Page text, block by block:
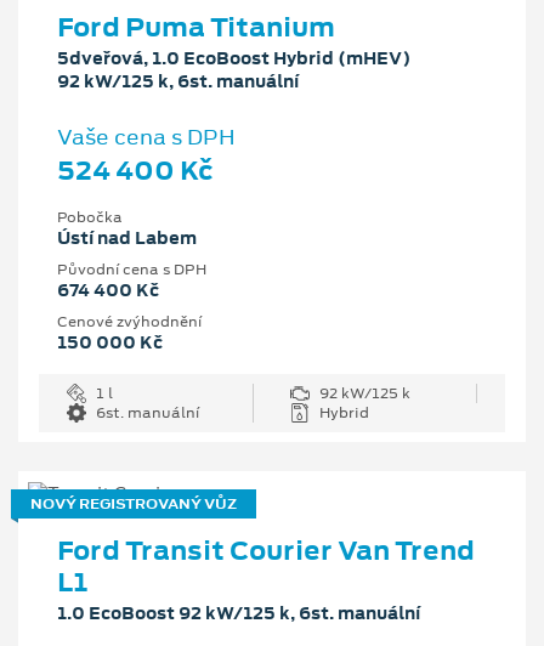
Ford Puma Titanium
5dveřová, 1.0 EcoBoost Hybrid (mHEV)
92 kW/125 k, 6st. manuální
Vaše cena s DPH
524 400 Kč
Pobočka
Ústí nad Labem
Původní cena s DPH
674 400 Kč
Cenové zvýhodnění
150 000 Kč
1 l
92 kW/125 k
6st. manuální
Hybrid
NOVÝ REGISTROVANÝ VŮZ
Ford Transit Courier Van Trend
L1
1.0 EcoBoost 92 kW/125 k, 6st. manuální